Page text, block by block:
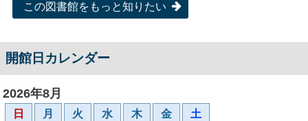
この図書館をもっと知りたい
開館日カレンダー
2026年8月
日 月 火 水 木 金 土